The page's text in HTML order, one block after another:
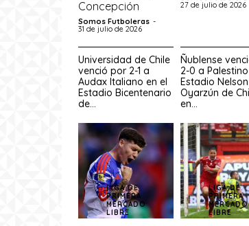
Concepción
Somos Futboleras -
31 de julio de 2026
27 de julio de 2026
Universidad de Chile
venció por 2-1 a
Audax Italiano en el
Estadio Bicentenario
de...
LIGA DE
PRIMERA
MERCADO
LIBRE
Ñublense
2-0 a
Estadio Nelson
Oyarzún de
en...
LIGA DE
PRIMERA
MERCADO
LIBRE